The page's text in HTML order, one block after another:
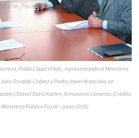
Pablo López Viñals, representando al Ministerio
Osvaldo Chávez y Pedro Javier Arancibia, en
y Daniel Darío Karlen, firmaron el convenio (Crédito
Público Fiscal – junio 2016)